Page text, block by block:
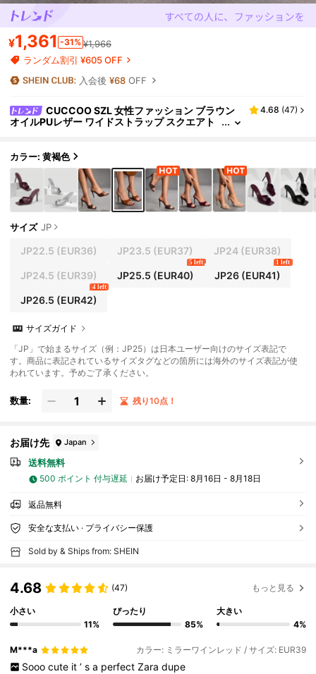
¥1,361 -31% ¥1,966
ランダム割引 ¥605 OFF
入会後¥68 OFF
CUCCOO SZL 女性ファッション ブラウン
オイルPUレザー ワイドストラップ スクエアト
す
4.68 (47)
カラー: 黄褐色
サイズ JP
JP22.5 (EUR36) JP23.5 (EUR37) JP24(EUR38)
JP24.5 (EUR39) JP25.5 (EUR40)
5 left
JP26(EUR41)
1 left
JP26.5 (EUR42)
4 left
サイズガイド
「JP」で始まるサイズ（例：JP25）は日本ユーザー向けのサイズ表記で
す。商品に表記されているサイズタグなどの箇所には海外のサイズ表記が使
われています。予めご了承ください。
数量: 残り10点！
お届け先 Japan
送料無料
500 ポイント 付与遅延 お届け予定日: 8月16日 - 8月18日
返品無料
安全な支払い · プライバシー保護
Sold by & Ships from: SHEIN
4.68 (47) もっと見る
小さい
11%
ぴったり
85%
大きい
4%
M***a カラー: ミラーワインレッド / サイズ: EUR39
Sooo cute it ’ s a perfect Zara dupe